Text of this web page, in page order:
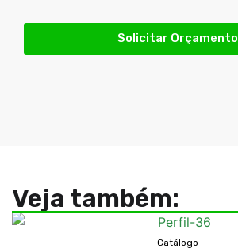
Solicitar Orçamento
Veja também:
Catálogo